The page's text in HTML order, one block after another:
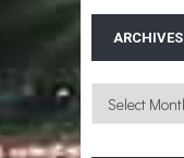
ARCHIVES
Archives